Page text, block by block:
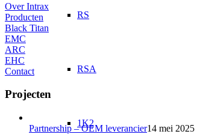
RS
RSA
1K2
Over Intrax
Producten
Black Titan
EMC
ARC
EHC
Contact
Projecten
Partnership – OEM leverancier14 mei 2025